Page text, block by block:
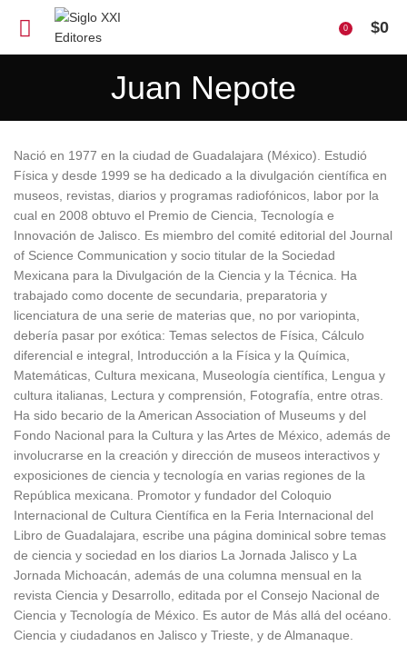
0 $0
Juan Nepote
Nació en 1977 en la ciudad de Guadalajara (México). Estudió
Física y desde 1999 se ha dedicado a la divulgación científica en
museos, revistas, diarios y programas radiofónicos, labor por la
cual en 2008 obtuvo el Premio de Ciencia, Tecnología e
Innovación de Jalisco. Es miembro del comité editorial del Journal
of Science Communication y socio titular de la Sociedad
Mexicana para la Divulgación de la Ciencia y la Técnica. Ha
trabajado como docente de secundaria, preparatoria y
licenciatura de una serie de materias que, no por variopinta,
debería pasar por exótica: Temas selectos de Física, Cálculo
diferencial e integral, Introducción a la Física y la Química,
Matemáticas, Cultura mexicana, Museología científica, Lengua y
cultura italianas, Lectura y comprensión, Fotografía, entre otras.
Ha sido becario de la American Association of Museums y del
Fondo Nacional para la Cultura y las Artes de México, además de
involucrarse en la creación y dirección de museos interactivos y
exposiciones de ciencia y tecnología en varias regiones de la
República mexicana. Promotor y fundador del Coloquio
Internacional de Cultura Científica en la Feria Internacional del
Libro de Guadalajara, escribe una página dominical sobre temas
de ciencia y sociedad en los diarios La Jornada Jalisco y La
Jornada Michoacán, además de una columna mensual en la
revista Ciencia y Desarrollo, editada por el Consejo Nacional de
Ciencia y Tecnología de México. Es autor de Más allá del océano.
Ciencia y ciudadanos en Jalisco y Trieste, y de Almanaque.